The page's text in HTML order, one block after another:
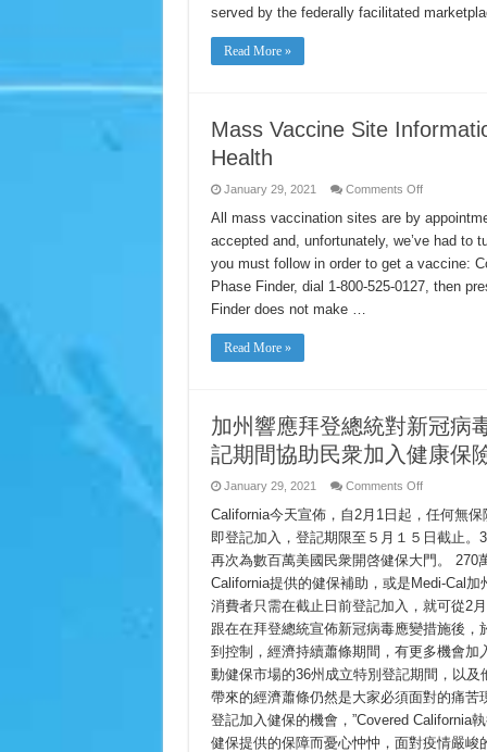
COVID-
Help
People
served by the federally facilitated
Read More »
Mass Vaccine Site
Health
January 29, 2021 Comments Offon
Vaccine
Site
Information
Washington
Department
of
All mass vaccination sites are by
accepted and, unfortunately, we’ve had to
you must follow in order to get a vaccine:
Phase Finder, dial 1-800-525-0127, then
Finder does not make …
Read More »
加州響應拜登總統對新冠
記期間協助民衆加入健康保
January 29, 2021 Comments Offon
州
響
應
拜
登
總
統
對
新
冠
病
毒
（COVID-
19）
的
California今天宣佈，自2月1日起，任何無
即登記加入，登記期限至５月１５日截止。
再次為數百萬美國民衆開啓健保大門。 270
California提供的健保補助，或是Medi-Cal
消費者只需在截止日前登記加入，就可從2
跟在在拜登總統宣佈新冠病毒應變措施後
到控制，經濟持續蕭條期間，有更多機會
動健保市場的36州成立特別登記期間，以
帶來的經濟蕭條仍然是大家必須面對的痛
登記加入健保的機會，”Covered California
健保提供的保障而憂心忡忡，面對疫情嚴峻